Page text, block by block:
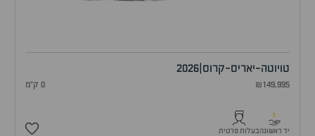
טויוטה-יאריס-קרוס 2026
₪149,995 0 ק"מ
1
יד ראשונהבעלות פרטית